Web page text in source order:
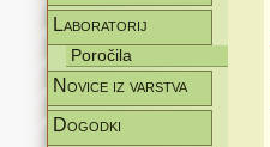
Laboratorij
Poročila
Novice iz varstva
Dogodki